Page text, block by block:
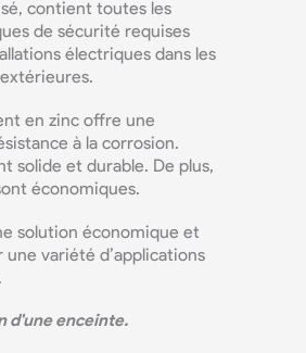
contient toutes les
de sécurité requises
électriques dans les
en zinc offre une
à la corrosion.
solide et durable. De plus,
économiques.
solution économique et
une variété d’applications
d'une enceinte.